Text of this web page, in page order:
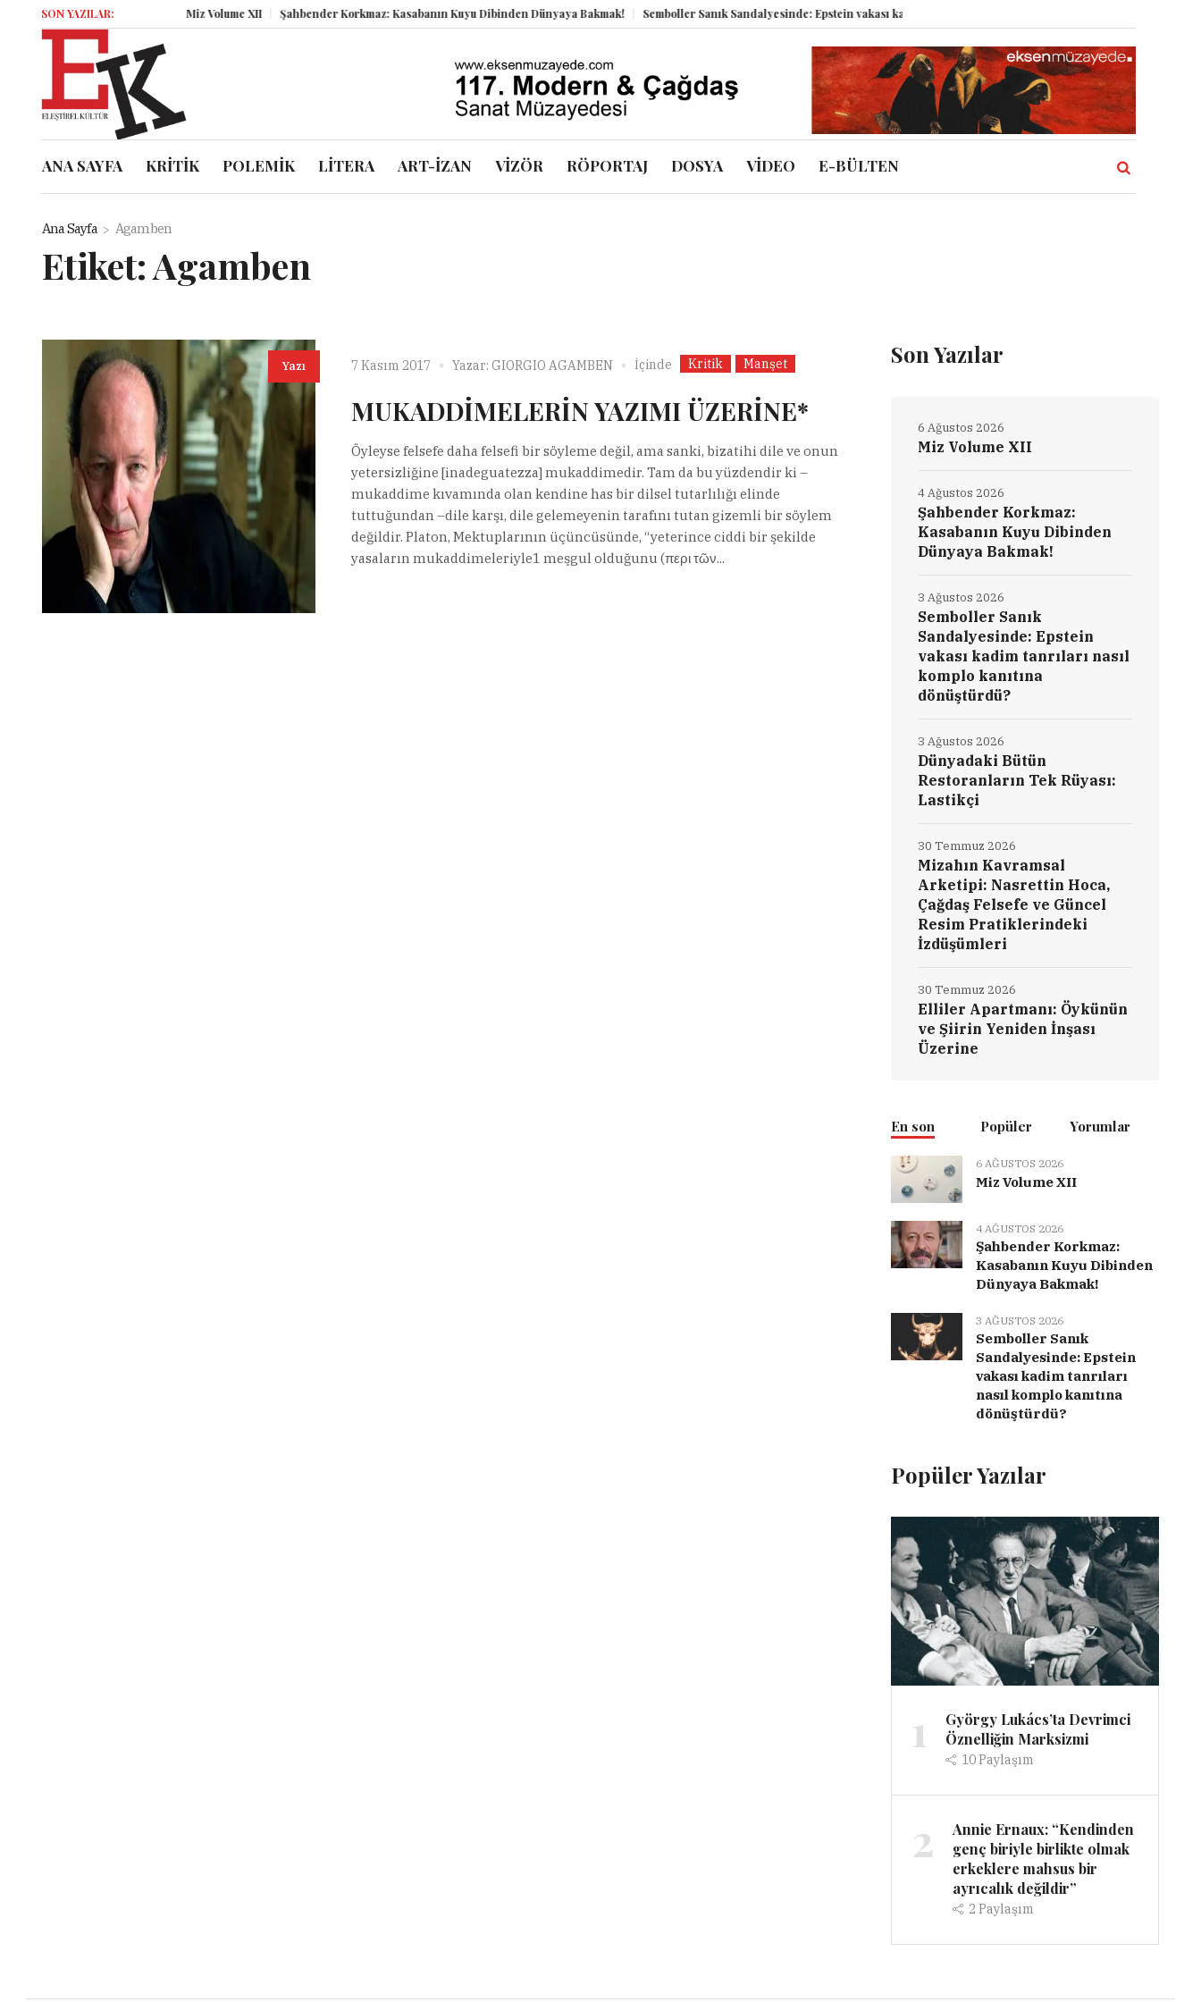
SON YAZILAR: Miz Volume XII Şahbender Korkmaz: Kasabanın Kuyu Dibinden Dünyaya Bakmak! Semboller Sanık Sandalyesinde: Epstein vakası kadim tanrıları nasıl komplo kanıtına dönüştürdü?
ANA SAYFA KRİTİK POLEMİK LİTERA ART-İZAN VİZÖR RÖPORTAJ DOSYA VİDEO E-BÜLTEN
Ana Sayfa Agamben
Etiket:Agamben
Yazı 7 Kasım 2017 Yazar: GIORGIO AGAMBEN İçinde Kritik Manşet
MUKADDİMELERİN YAZIMI ÜZERİNE*
Öyleyse felsefe daha felsefi bir söyleme değil, ama sanki, bizatihi dile ve onun
yetersizliğine [inadeguatezza] mukaddimedir. Tam da bu yüzdendir ki –
mukaddime kıvamında olan kendine has bir dilsel tutarlılığı elinde
tuttuğundan –dile karşı, dile gelemeyenin tarafını tutan gizemli bir söylem
değildir. Platon, Mektuplarının üçüncüsünde, “yeterince ciddi bir şekilde
yasaların mukaddimeleriyle1 meşgul olduğunu (περι τῶν...
Son Yazılar
Miz Volume XII
6 Ağustos 2026
Şahbender Korkmaz:
Kasabanın Kuyu Dibinden
Dünyaya Bakmak!
4 Ağustos 2026
Semboller Sanık
Sandalyesinde: Epstein
vakası kadim tanrıları nasıl
komplo kanıtına
dönüştürdü?
3 Ağustos 2026
Dünyadaki Bütün
Restoranların Tek Rüyası:
Lastikçi
3 Ağustos 2026
Mizahın Kavramsal
Arketipi: Nasrettin Hoca,
Çağdaş Felsefe ve Güncel
Resim Pratiklerindeki
İzdüşümleri
30 Temmuz 2026
Elliler Apartmanı: Öykünün
ve Şiirin Yeniden İnşası
Üzerine
30 Temmuz 2026
En son Popüler Yorumlar
6 AĞUSTOS 2026
Miz Volume XII
4 AĞUSTOS 2026
Şahbender Korkmaz:
Kasabanın Kuyu Dibinden
Dünyaya Bakmak!
3 AĞUSTOS 2026
Semboller Sanık
Sandalyesinde: Epstein
vakası kadim tanrıları
nasıl komplo kanıtına
dönüştürdü?
Popüler Yazılar
1
György Lukács’ta Devrimci
Öznelliğin Marksizmi
10Paylaşım
2
Annie Ernaux: “Kendinden
genç biriyle birlikte olmak
erkeklere mahsus bir
ayrıcalık değildir”
2Paylaşım